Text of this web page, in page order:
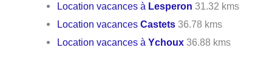
Location vacances à Lesperon 31.32 kms
Location vacancesCastets 36.78 kms
Location vacances àYchoux 36.88 kms